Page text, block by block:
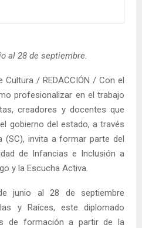
al 28 de septiembre.
/ REDACCIÓN / Con el
profesionalizar en el trabajo
creadores y docentes que
gobierno del estado, a través
(SC), invita a formar parte del
de Infancias e Inclusión a
y la Escucha Activa.
junio al 28 de septiembre
y Raíces, este diplomado
de formación a partir de la